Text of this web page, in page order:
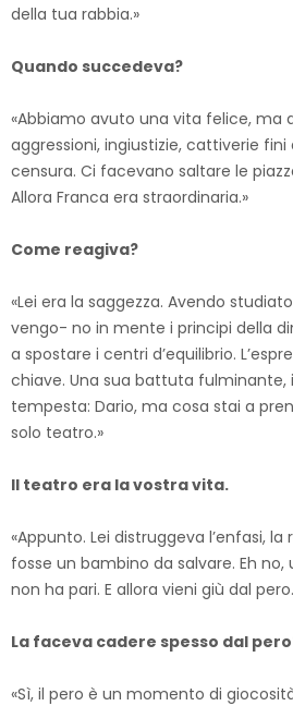
della tua rabbia.»
Quando succedeva?
«Abbiamo avuto una vita felice, ma
aggressioni, ingiustizie, cattiverie fini
censura. Ci facevano saltare le
Allora Franca era straordinaria.»
Come reagiva?
«Lei era la saggezza. Avendo
vengo- no in mente i principi della
a spostare i centri d’equilibrio.
chiave. Una sua battuta
tempesta: Dario, ma cosa stai a
solo teatro.»
Il teatro era la vostra vita.
«Appunto. Lei distruggeva l’enfasi,
fosse un bambino da salvare. Eh
non ha pari. E allora vieni giù dal
La faceva cadere spesso dal
«Sì, il pero è un momento di